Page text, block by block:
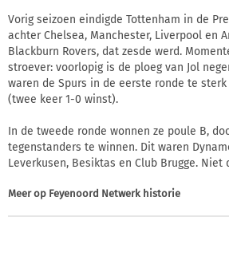
Vorig seizoen eindigde Tottenham in de
achter Chelsea, Manchester, Liverpool en
Blackburn Rovers, dat zesde werd.
stroever: voorlopig is de ploeg van Jol
waren de Spurs in de eerste ronde te sterk
(twee keer 1-0 winst).
In de tweede ronde wonnen ze poule B,
tegenstanders te winnen. Dit waren
Leverkusen, Besiktas en Club Brugge.
Meer op Feyenoord Netwerk historie